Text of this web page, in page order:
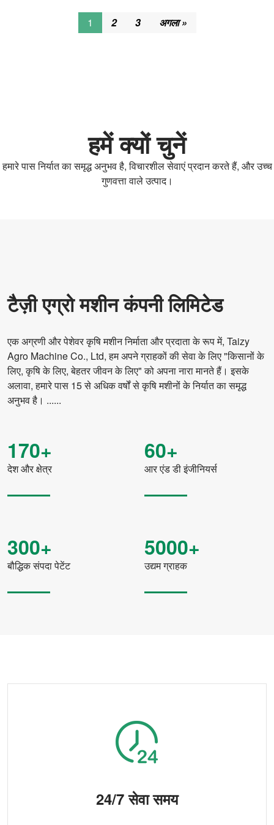
1 2 3 अगला »
हमें क्यों चुनें
हमारे पास निर्यात का समृद्ध अनुभव है, विचारशील सेवाएं प्रदान करते हैं, और उच्च
गुणवत्ता वाले उत्पाद।
टैज़ी एग्रो मशीन कंपनी लिमिटेड
एक अग्रणी और पेशेवर कृषि मशीन निर्माता और प्रदाता के रूप में, Taizy
Agro Machine Co., Ltd, हम अपने ग्राहकों की सेवा के लिए "किसानों के
लिए, कृषि के लिए, बेहतर जीवन के लिए" को अपना नारा मानते हैं। इसके
अलावा, हमारे पास 15 से अधिक वर्षों से कृषि मशीनों के निर्यात का समृद्ध
अनुभव है। ......
170+
देश और क्षेत्र
60+
आर एंड डी इंजीनियर्स
300+
बौद्धिक संपदा पेटेंट
5000+
उद्यम ग्राहक
24/7 सेवा समय